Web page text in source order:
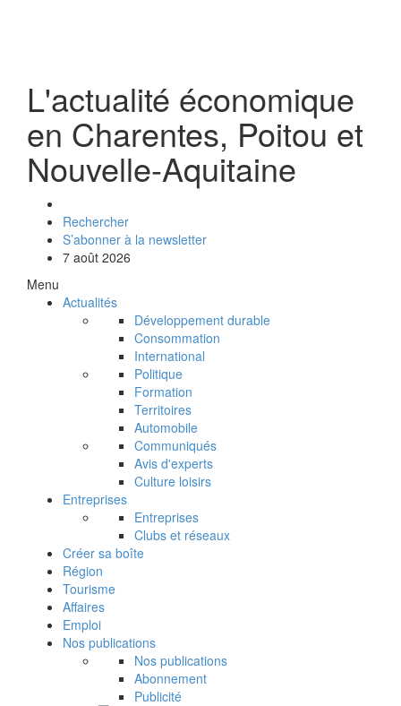
L'actualité économique
en Charentes, Poitou et
Nouvelle-Aquitaine
Rechercher
S’abonner à la newsletter
7 août 2026
Menu
Actualités
Développement durable
Consommation
International
Politique
Formation
Territoires
Automobile
Communiqués
Avis d'experts
Culture loisirs
Entreprises
Entreprises
Clubs et réseaux
Créer sa boîte
Région
Tourisme
Affaires
Emploi
Nos publications
Nos publications
Abonnement
Publicité